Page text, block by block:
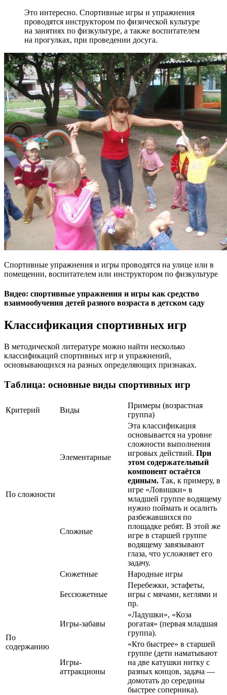
Это интересно. Спортивные игры и упражнения
проводятся инструктором по физической культуре
на занятиях по физкультуре, а также воспитателем
на прогулках, при проведении досуга.
Спортивные упражнения и игры проводятся на улице или в
помещении, воспитателем или инструктором по физкультуре
Видео: спортивные упражнения и игры как средство
взаимообучения детей разного возраста в детском саду
Классификация спортивных игр
В методической литературе можно найти несколько
классификаций спортивных игр и упражнений,
основывающихся на разных определяющих признаках.
Таблица: основные виды спортивных игр
Критерий Виды
Примеры (возрастная
группа)
По сложности
Элементарные
Эта классификация
основывается на уровне
сложности выполнения
игровых действий. При
этом содержательный
компонент остаётся
единым. Так, к примеру, в
игре «Ловишки» в
младшей группе водящему
нужно поймать и осалить
разбежавшихся по
площадке ребят. В этой же
игре в старшей группе
водящему завязывают
глаза, что усложняет его
задачу.
Сложные
По
содержанию
Сюжетные Народные игры
Бессюжетные
Перебежки, эстафеты,
игры с мячами, кеглями и
пр.
Игры-забавы
«Ладушки», «Коза
рогатая» (первая младшая
группа).
Игры-
аттракционы
«Кто быстрее» в старшей
группе (дети наматывают
на две катушки нитку с
разных концов, задача —
домотать до середины
быстрее соперника).